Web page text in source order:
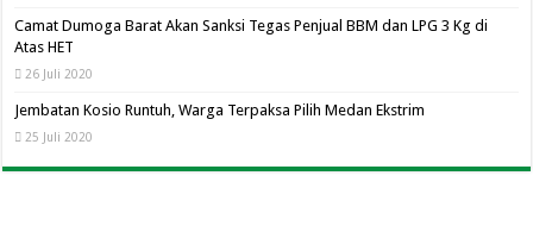
Camat Dumoga Barat Akan Sanksi Tegas Penjual BBM dan LPG 3 Kg di
Atas HET
26 Juli 2020
Jembatan Kosio Runtuh, Warga Terpaksa Pilih Medan Ekstrim
25 Juli 2020